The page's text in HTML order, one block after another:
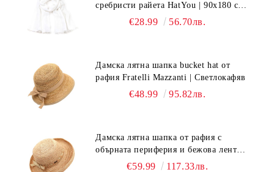
сребристи райета HatYou | 90x180 см |
€28.99 56.70лв.
Дамска лятна шапка bucket hat от
рафия Fratelli Mazzanti | Светлокафяв
€48.99 95.82лв.
Дамска лятна шапка от рафия с
обърната периферия и бежова лента
Fratelli Mazzanti | Натурален
€59.99 117.33лв.